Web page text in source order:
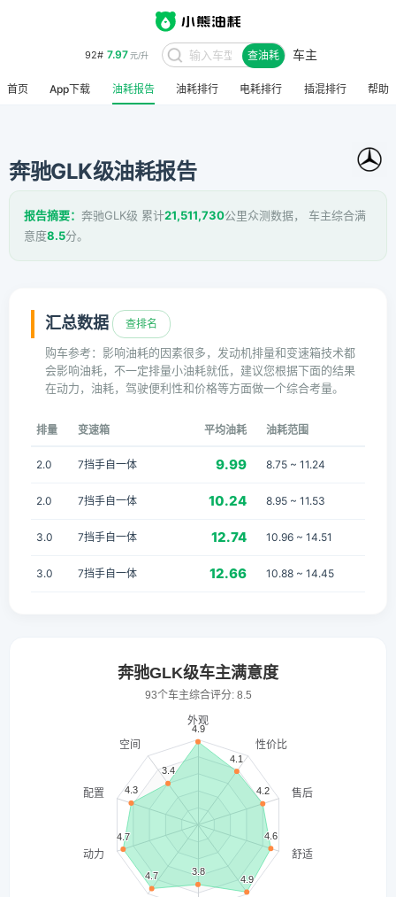
95# 8.48 元/升
查油耗 车主
首页 App下载 油耗报告 油耗排行 电耗排行 插混排行 帮助
奔驰GLK级油耗报告
报告摘要： 奔驰GLK级 累计21,511,730公里众测数据， 车主综合满
意度8.5分。
汇总数据 查排名
购车参考：影响油耗的因素很多，发动机排量和变速箱技术都
会影响油耗，不一定排量小油耗就低，建议您根据下面的结果
在动力，油耗，驾驶便利性和价格等方面做一个综合考量。
排量 变速箱 平均油耗 油耗范围
2.0 7挡手自一体 9.99 8.75 ~ 11.24
2.0 7挡手自一体 10.24 8.95 ~ 11.53
3.0 7挡手自一体 12.74 10.96 ~ 14.51
3.0 7挡手自一体 12.66 10.88 ~ 14.45